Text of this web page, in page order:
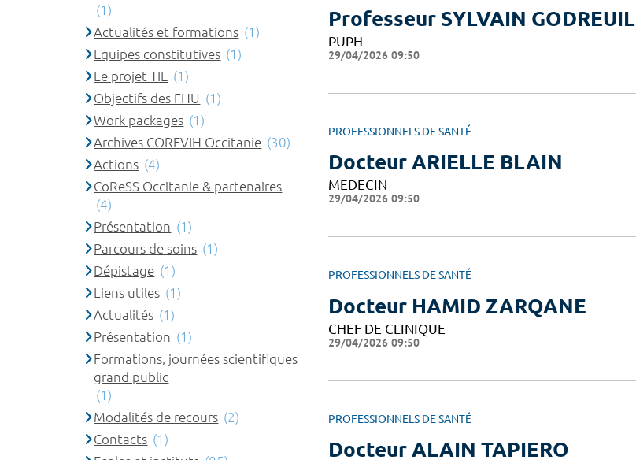
Professeur SYLVAIN GODREUIL
PUPH
29/04/2026 09:50
PROFESSIONNELS DE SANTÉ
Docteur ARIELLE BLAIN
MEDECIN
29/04/2026 09:50
PROFESSIONNELS DE SANTÉ
Docteur HAMID ZARQANE
CHEF DE CLINIQUE
29/04/2026 09:50
PROFESSIONNELS DE SANTÉ
Docteur ALAIN TAPIERO
(1)
Actualités et formations (1)
Equipes constitutives (1)
Le projet TIE (1)
Objectifs des FHU (1)
Work packages (1)
Archives COREVIH Occitanie (30)
Actions (4)
CoReSS Occitanie & partenaires
(4)
Présentation (1)
Parcours de soins (1)
Dépistage (1)
Liens utiles (1)
Actualités (1)
Présentation (1)
Formations, journées scientifiques
grand public
(1)
Modalités de recours (2)
Contacts (1)